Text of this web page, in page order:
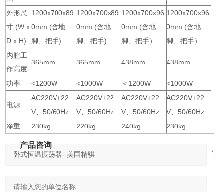
外形尺
寸 (W x
D x H)
1200x700x89
0mm (含地
脚、把手)
1200x700x89
0mm (含地
脚、把手)
1200x700x96
0mm (含地
脚、把手）
1200x700x96
0mm (含地
脚、把手）
内腔工
作高度
365mm 365mm 438mm 438mm
功率 <1200W <1000W ＜1200W <1000W
电源
AC220V±22
V、50/60Hz
AC220V±22
V、50/60Hz
AC220V±22
V、50/60Hz
AC220V±22
V、50/60Hz
净重
230kg 220kg 240kg 230kg
产品咨询